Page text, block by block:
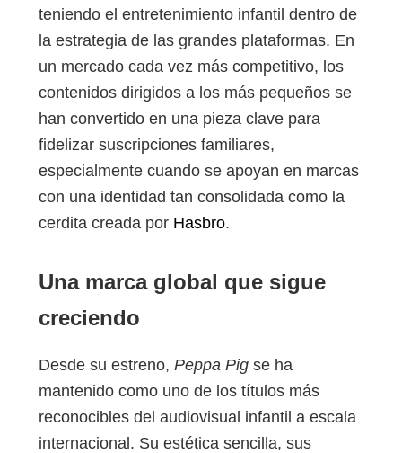
teniendo el entretenimiento infantil dentro de
la estrategia de las grandes plataformas. En
un mercado cada vez más competitivo, los
contenidos dirigidos a los más pequeños se
han convertido en una pieza clave para
fidelizar suscripciones familiares,
especialmente cuando se apoyan en marcas
con una identidad tan consolidada como la
cerdita creada por Hasbro.
Una marca global que sigue
creciendo
Desde su estreno, Peppa Pig se ha
mantenido como uno de los títulos más
reconocibles del audiovisual infantil a escala
internacional. Su estética sencilla, sus